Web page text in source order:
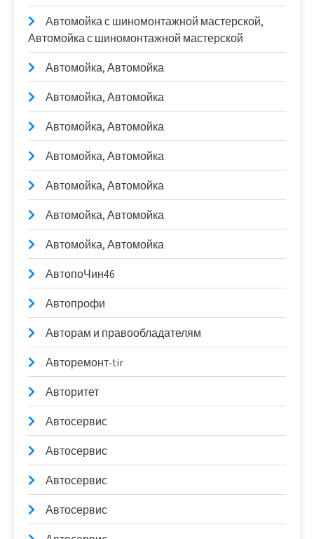
Автомойка с шиномонтажной мастерской,
Автомойка с шиномонтажной мастерской
Автомойка, Автомойка
Автомойка, Автомойка
Автомойка, Автомойка
Автомойка, Автомойка
Автомойка, Автомойка
Автомойка, Автомойка
Автомойка, Автомойка
АвтопоЧин46
Автопрофи
Авторам и правообладателям
Авторемонт-tir
Авторитет
Автосервис
Автосервис
Автосервис
Автосервис